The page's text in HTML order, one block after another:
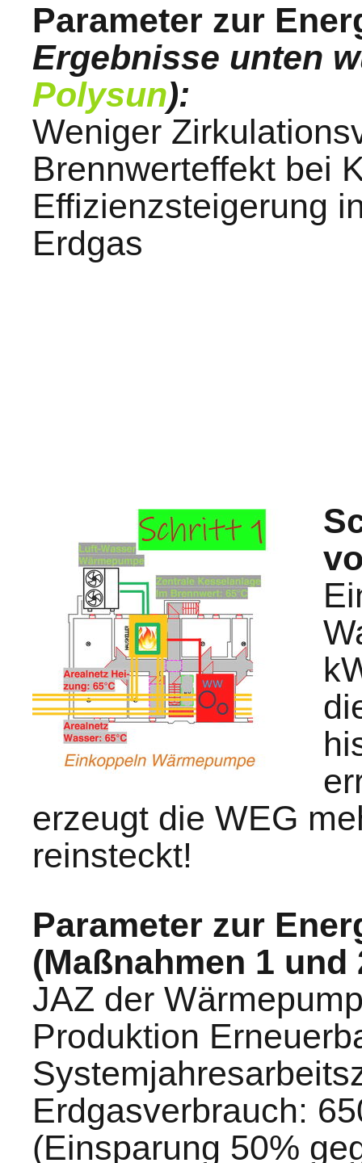
Parameter zur
Ergebnisse unten
Polysun):
Weniger
Brennwerteffekt bei
Effizienzsteigerung
Erdgas
erzeugt die WEG
reinsteckt!
Parameter zur
(Maßnahmen 1 und
JAZ der
Produktion
Erdgasverbrauch:
(Einsparung 50%